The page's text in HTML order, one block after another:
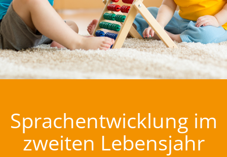
Sprachentwicklung im
zweiten Lebensjahr